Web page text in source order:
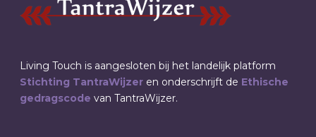
Living Touch is aangesloten bij het landelijk platform
Stichting TantraWijzer en onderschrijft de Ethische
gedragscode van TantraWijzer.